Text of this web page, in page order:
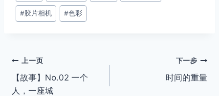
签：
#胶片相机 #色彩
文
章
上一页
【故事】No.02 一个
人，一座城
下一步
时间的重量